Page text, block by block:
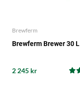
Brewferm
Brewferm Brewer 30 L
2 245 kr